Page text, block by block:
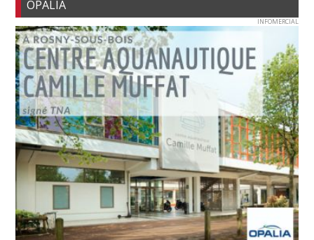
OPALIA
INFOMERCIAL